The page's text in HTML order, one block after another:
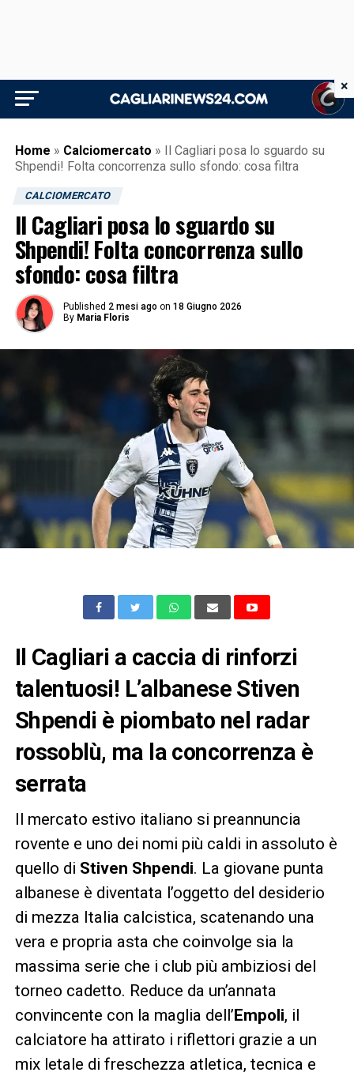
Home » Calciomercato » Il Cagliari posa lo sguardo su
Shpendi! Folta concorrenza sullo sfondo: cosa filtra
CALCIOMERCATO
Il Cagliari posa lo sguardo su
Shpendi! Folta concorrenza sullo
sfondo: cosa filtra
Published 2 mesi ago on 18 Giugno 2026
By Maria Floris
Il Cagliari a caccia di rinforzi
talentuosi! L’albanese Stiven
Shpendi è piombato nel radar
rossoblù, ma la concorrenza è
serrata
Il mercato estivo italiano si preannuncia
rovente e uno dei nomi più caldi in assoluto è
quello di Stiven Shpendi. La giovane punta
albanese è diventata l’oggetto del desiderio
di mezza Italia calcistica, scatenando una
vera e propria asta che coinvolge sia la
massima serie che i club più ambiziosi del
torneo cadetto. Reduce da un’annata
convincente con la maglia dell’Empoli, il
calciatore ha attirato i riflettori grazie a un
mix letale di freschezza atletica, tecnica e
×